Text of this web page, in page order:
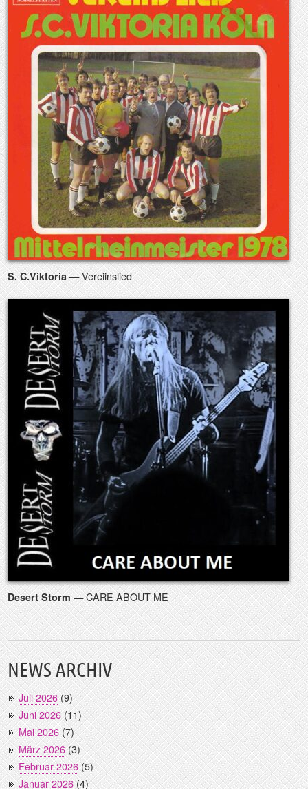
S. C.Viktoria— Vereiinslied
Desert Storm— CARE ABOUT ME
NEWS ARCHIV
Juli 2026(9)
Juni 2026(11)
Mai 2026(7)
März 2026(3)
Februar 2026(5)
Januar 2026(4)